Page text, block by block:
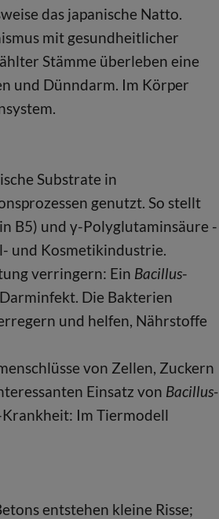
das japanische Natto.
mit gesundheitlicher
Stämme überleben eine
und Dünndarm. Im Körper
Substrate in
genutzt. So stellt
B5) und γ-Polyglutaminsäure -
und Kosmetikindustrie.
verringern: Ein Bacillus-
Die Bakterien
und helfen, Nährstoffe
von Zellen, Zuckern
Einsatz von Bacillus-
Im Tiermodell
entstehen kleine Risse;